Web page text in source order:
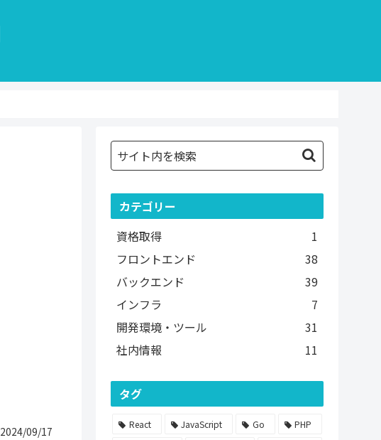
2024/09/17
カテゴリー
資格取得
1
フロントエンド
38
バックエンド
39
インフラ
7
開発環境・ツール
31
社内情報
11
タグ
React JavaScript Go
PHP